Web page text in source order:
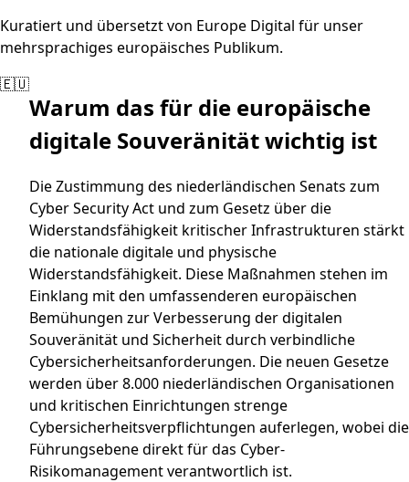
Kuratiert und übersetzt von Europe Digital für unser
mehrsprachiges europäisches Publikum.
🇪🇺
Warum das für die europäische
digitale Souveränität wichtig ist
Die Zustimmung des niederländischen Senats zum
Cyber Security Act und zum Gesetz über die
Widerstandsfähigkeit kritischer Infrastrukturen stärkt
die nationale digitale und physische
Widerstandsfähigkeit. Diese Maßnahmen stehen im
Einklang mit den umfassenderen europäischen
Bemühungen zur Verbesserung der digitalen
Souveränität und Sicherheit durch verbindliche
Cybersicherheitsanforderungen. Die neuen Gesetze
werden über 8.000 niederländischen Organisationen
und kritischen Einrichtungen strenge
Cybersicherheitsverpflichtungen auferlegen, wobei die
Führungsebene direkt für das Cyber-
Risikomanagement verantwortlich ist.